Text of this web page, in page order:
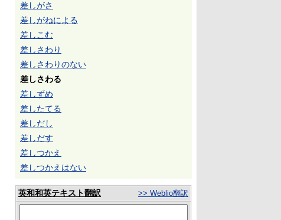
差しがさ
差しがねによる
差しこむ
差しさわり
差しさわりのない
差しさわる
差しずめ
差したてる
差しだし
差しだす
差しつかえ
差しつかえはない
英和和英テキスト翻訳 >> Weblio翻訳